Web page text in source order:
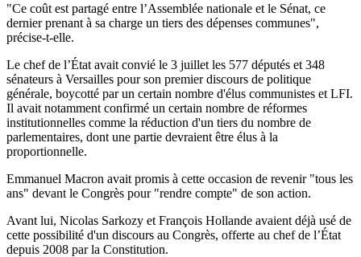
"Ce coût est partagé entre l’Assemblée nationale et le Sénat, ce
dernier prenant à sa charge un tiers des dépenses communes",
précise-t-elle.
Le chef de l’État avait convié le 3 juillet les 577 députés et 348
sénateurs à Versailles pour son premier discours de politique
générale, boycotté par un certain nombre d'élus communistes et LFI.
Il avait notamment confirmé un certain nombre de réformes
institutionnelles comme la réduction d'un tiers du nombre de
parlementaires, dont une partie devraient être élus à la
proportionnelle.
Emmanuel Macron avait promis à cette occasion de revenir "tous les
ans" devant le Congrès pour "rendre compte" de son action.
Avant lui, Nicolas Sarkozy et François Hollande avaient déjà usé de
cette possibilité d'un discours au Congrès, offerte au chef de l’État
depuis 2008 par la Constitution.